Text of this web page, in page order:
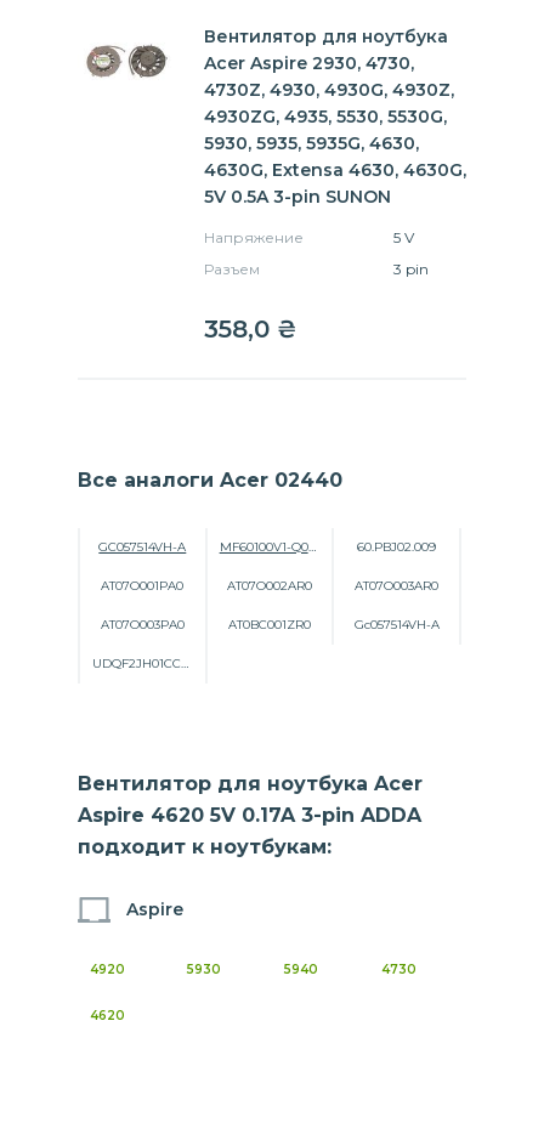
Вентилятор для ноутбука
Acer Aspire 2930, 4730,
4730Z, 4930, 4930G, 4930Z,
4930ZG, 4935, 5530, 5530G,
5930, 5935, 5935G, 4630,
4630G, Extensa 4630, 4630G,
5V 0.5A 3-pin SUNON
Напряжение
5 V
Разъем
3 pin
358,0 ₴
Все аналоги Acer 02440
GC057514VH-A MF60100V1-Q000-G99 60.PBJ02.009
AT07O001PA0 AT07O002AR0 AT07O003AR0
AT07O003PA0 AT0BC001ZR0 Gc057514VH-A
UDQF2JH01CCM
Вентилятор для ноутбука Acer
Aspire 4620 5V 0.17A 3-pin ADDA
подходит к ноутбукам:
Aspire
4920 5930 5940 4730
4620